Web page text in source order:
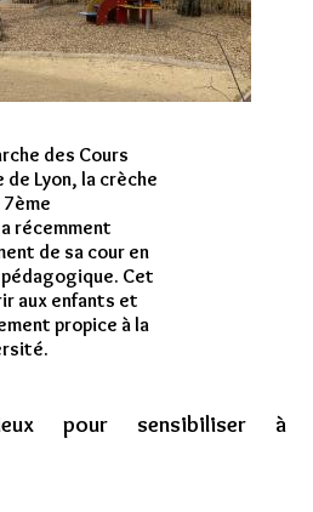
des Cours
Lyon, la crèche
récemment
de sa cour en
Cet
aux enfants et
propice à la
pour sensibiliser à